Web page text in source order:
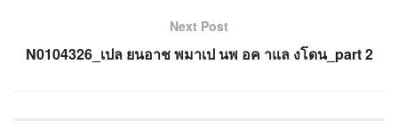
Next Post
N0104326_เปล ยนอาช พมาเป นพ อค าแล งโดน_part 2